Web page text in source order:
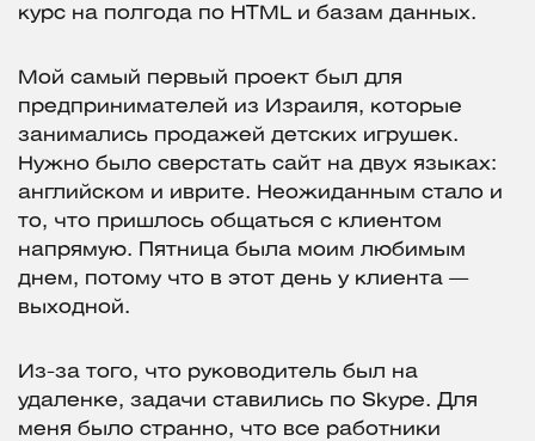
курс на полгода по HTML и базам данных.
Мой самый первый проект был для
предпринимателей из Израиля, которые
занимались продажей детских игрушек.
Нужно было сверстать сайт на двух языках:
английском и иврите. Неожиданным стало и
то, что пришлось общаться с клиентом
напрямую. Пятница была моим любимым
днем, потому что в этот день у клиента —
выходной.
Из-за того, что руководитель был на
удаленке, задачи ставились по Skype. Для
меня было странно, что все работники